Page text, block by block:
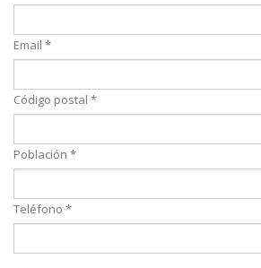
Email *
Código postal *
Población *
Teléfono *